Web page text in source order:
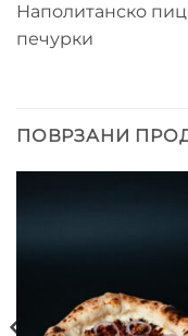
Наполитанско
печурки
ПОВРЗАНИ